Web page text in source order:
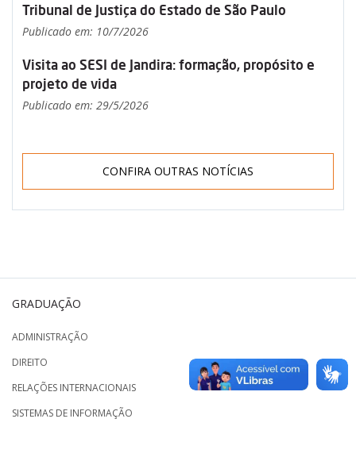
Tribunal de Justiça do Estado de São Paulo
Publicado em: 10/7/2026
Visita ao SESI de Jandira: formação, propósito e
projeto de vida
Publicado em: 29/5/2026
CONFIRA OUTRAS NOTÍCIAS
GRADUAÇÃO
ADMINISTRAÇÃO
DIREITO
RELAÇÕES INTERNACIONAIS
SISTEMAS DE INFORMAÇÃO